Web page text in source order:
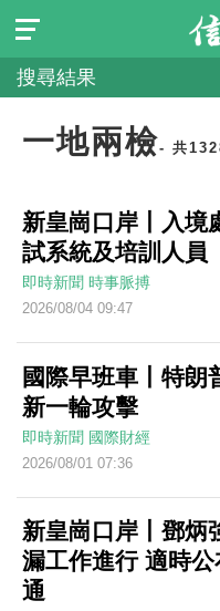
搜尋結果
一地兩檢- 共
新皇崗口岸丨入境
試系統及培訓人員
即時新聞 時事脈搏
2026/08/04 09:47
國際早班車丨特朗
新一輪攻擊
即時新聞 國際財經
2026/08/01 07:36
新皇崗口岸丨鄧炳
漏工作進行 適時公
通